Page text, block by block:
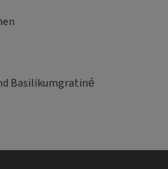
Basilikumgratiné